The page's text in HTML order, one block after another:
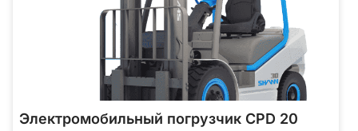
Электромобильный погрузчик CPD 20